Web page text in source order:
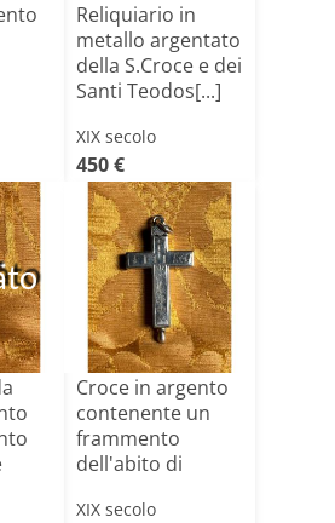
Reliquiario in
metallo argentato
della S.Croce e dei
Santi Teodos[...]
XIX secolo
450 €
Croce in argento
contenente un
frammento
dell'abito di
XIX secolo